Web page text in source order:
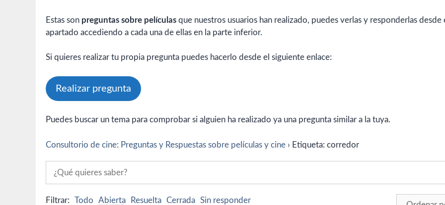
Estas son preguntas sobre películas que nuestros usuarios han realizado, puedes verlas y responderlas desde
apartado accediendo a cada una de ellas en la parte inferior.
Si quieres realizar tu propia pregunta puedes hacerlo desde el siguiente enlace:
Realizar pregunta
Puedes buscar un tema para comprobar si alguien ha realizado ya una pregunta similar a la tuya.
Consultorio de cine: Preguntas y Respuestas sobre películas y cine › Etiqueta: corredor
Filtrar: Todo Abierta Resuelta Cerrada Sin responder